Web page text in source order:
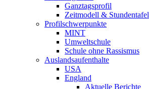
Ganztagsprofil
Zeitmodell & Stundentafel
Profilschwerpunkte
MINT
Umweltschule
Schule ohne Rassismus
Auslandsaufenthalte
USA
England
Aktuelle Berichte